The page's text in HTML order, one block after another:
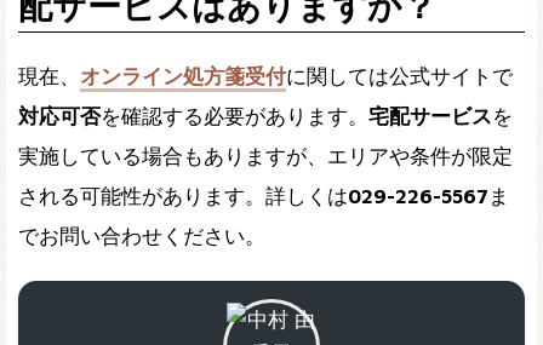
現在、 オンライン処方箋受付に関しては公式サイトで
対応可否を確認する必要があります。 宅配サービスを
実施している場合もありますが、エリアや条件が限定
される可能性があります。詳しくは029-226-5567 ま
でお問い合わせください。